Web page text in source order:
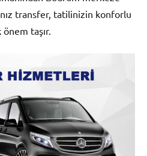
transfer, tatilinizin konforlu
önem taşır.